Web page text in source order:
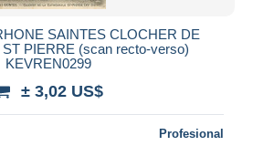
SAINTES CLOCHER DE
PIERRE (scan recto-verso)
KEVREN0299
± 3,02 US$
Profesional